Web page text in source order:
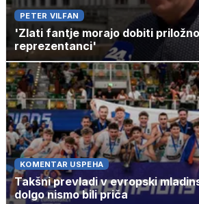
PETER VILFAN
'Zlati fantje morajo dobiti
reprezentanci'
KOMENTAR USPEHA
Takšni prevladi v evropski
dolgo nismo bili priča